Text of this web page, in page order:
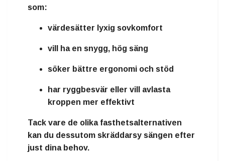
som:
värdesätter lyxig sovkomfort
vill ha en snygg, hög säng
söker bättre ergonomi och stöd
har ryggbesvär eller vill avlasta
kroppen mer effektivt
Tack vare de olika fasthetsalternativen
kan du dessutom skräddarsy sängen efter
just dina behov.